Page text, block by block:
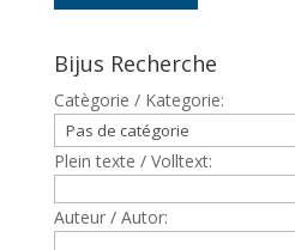
Bijus Recherche
Catègorie / Kategorie:
Plein texte / Volltext:
Auteur / Autor: